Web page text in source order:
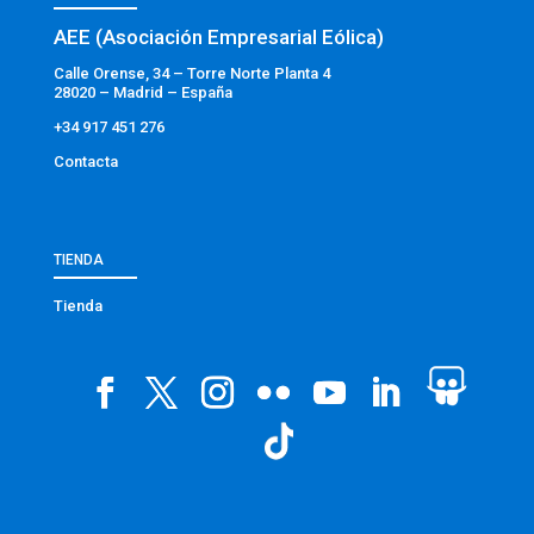
AEE (Asociación Empresarial Eólica)
Calle Orense, 34 – Torre Norte Planta 4
28020 – Madrid – España
+34 917 451 276
Contacta
TIENDA
Tienda